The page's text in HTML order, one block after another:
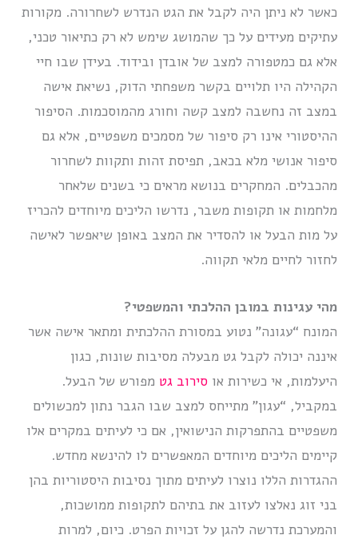
כאשר לא ניתן היה לקבל את הגט הנדרש לשחרורה. מקורות
עתיקים מעידים על כך שהמושג שימש לא רק כתיאור טכני,
אלא גם כמטפורה למצב של אובדן ובידוד. בעידן שבו חיי
הקהילה היו תלויים בקשר משפחתי הדוק, נשיאת אישה
במצב זה נחשבה למצב קשה וחורג מהמוסכמות. הסיפור
ההיסטורי אינו רק סיפור של מסמכים משפטיים, אלא גם
סיפור אנושי מלא בכאב, תפיסת זהות ותקוות לשחרור
מהכבלים. המחקרים בנושא מראים כי בשנים שלאחר
מלחמות או תקופות משבר, נדרשו הליכים מיוחדים להכריז
על מות הבעל או להסדיר את המצב באופן שיאפשר לאישה
לחזור לחיים מלאי תקווה.
מהי עגינות במובן ההלכתי והמשפטי?
המונח “עגונה” נטוע במסורת ההלכתית ומתאר אישה אשר
איננה יכולה לקבל גט מבעלה מסיבות שונות, כגון
היעלמות, אי כשירות אוסירוב גט מפורש של הבעל.
במקביל, “עגון” מתייחס למצב שבו הגבר נתון למכשולים
משפטיים בהתפרקות הנישואין, אם כי לעיתים במקרים אלו
קיימים הליכים מיוחדים המאפשרים לו להינשא מחדש.
ההגדרות הללו נוצרו לעיתים מתוך נסיבות היסטוריות בהן
בני זוג נאלצו לעזוב את בתיהם לתקופות ממושכות,
והמערכת נדרשה להגן על זכויות הפרט. כיום, למרות